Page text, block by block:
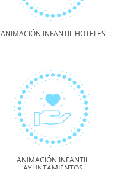
ANIMACIÓN INFANTIL HOTELES
ANIMACIÓN INFANTIL